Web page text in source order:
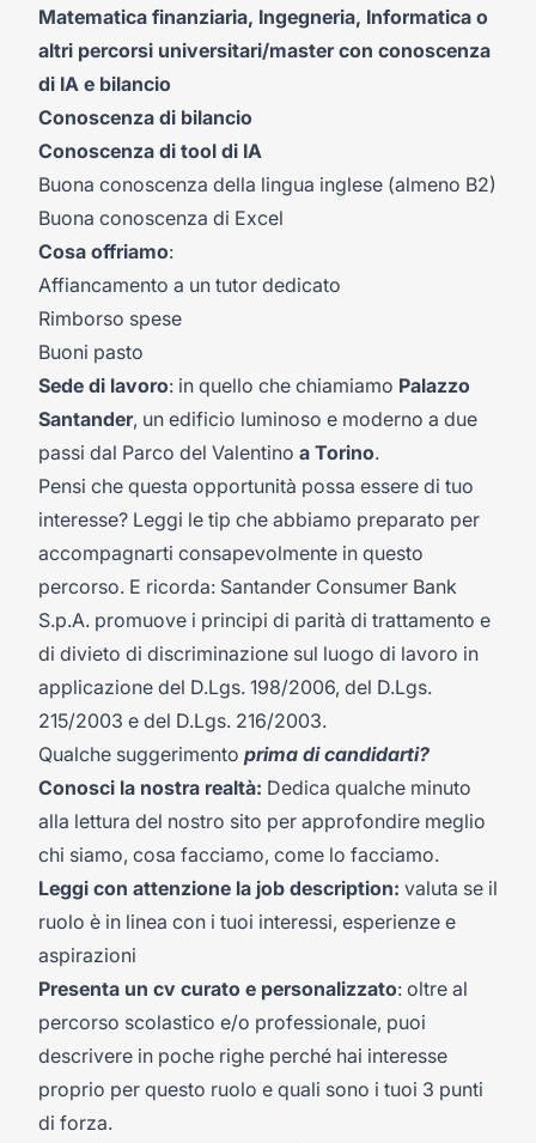
Matematica finanziaria, Ingegneria, Informatica o
altri percorsi universitari/master con conoscenza
di IA e bilancio
Conoscenza di bilancio
Conoscenza di tool di IA
Buona conoscenza della lingua inglese (almeno B2)
Buona conoscenza di Excel
Cosa offriamo:
Affiancamento a un tutor dedicato
Rimborso spese
Buoni pasto
Sede di lavoro: in quello che chiamiamo Palazzo
Santander, un edificio luminoso e moderno a due
passi dal Parco del Valentino a Torino.
Pensi che questa opportunità possa essere di tuo
interesse? Leggi le tip che abbiamo preparato per
accompagnarti consapevolmente in questo
percorso. E ricorda: Santander Consumer Bank
S.p.A. promuove i principi di parità di trattamento e
di divieto di discriminazione sul luogo di lavoro in
applicazione del D.Lgs. 198/2006, del D.Lgs.
215/2003 e del D.Lgs. 216/2003.
Qualche suggerimento prima di candidarti?
Conosci la nostra realtà: Dedica qualche minuto
alla lettura del nostro sito per approfondire meglio
chi siamo, cosa facciamo, come lo facciamo.
Leggi con attenzione la job description: valuta se il
ruolo è in linea con i tuoi interessi, esperienze e
aspirazioni
Presenta un cv curato e personalizzato: oltre al
percorso scolastico e/o professionale, puoi
descrivere in poche righe perché hai interesse
proprio per questo ruolo e quali sono i tuoi 3 punti
di forza.